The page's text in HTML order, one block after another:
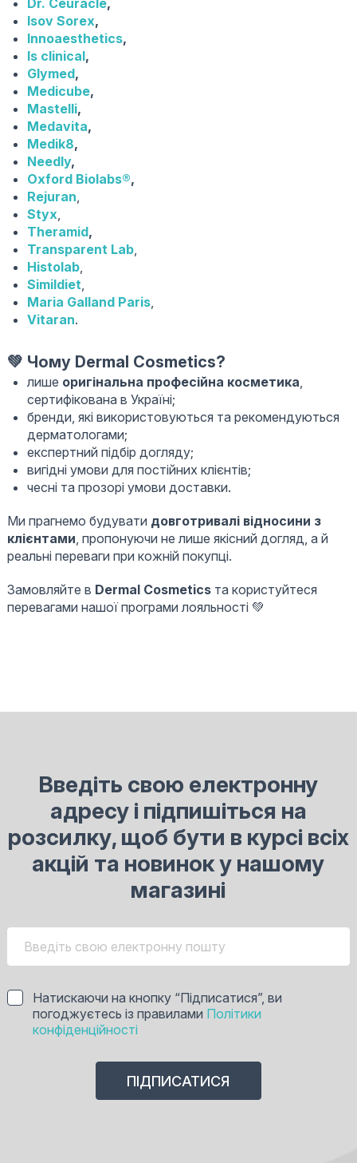
Dr. Ceuracle,
Isov Sorex,
Innoaesthetics,
Is clinical,
Glymed,
Medicube,
Mastelli,
Medavita,
Medik8,
Needly,
Oxford Biolabs®,
Rejuran,
Styx,
Theramid,
Transparent Lab,
Histolab,
Simildiet,
Maria Galland Paris,
Vitaran.
💚 Чому Dermal Cosmetics?
лише оригінальна професійна косметика,
сертифікована в Україні;
бренди, які використовуються та рекомендуються
дерматологами;
експертний підбір догляду;
вигідні умови для постійних клієнтів;
чесні та прозорі умови доставки.
Ми прагнемо будувати довготривалі відносини з
клієнтами, пропонуючи не лише якісний догляд, а й
реальні переваги при кожній покупці.
Замовляйте в Dermal Cosmeticsта користуйтеся
перевагами нашої програми лояльності 💚
Введіть свою електронну
адресу і підпишіться на
розсилку, щоб бути в курсі всіх
акцій та новинок у нашому
магазині
Натискаючи на кнопку “Підписатися”, ви
погоджуєтесь із правилами Політики
конфіденційності